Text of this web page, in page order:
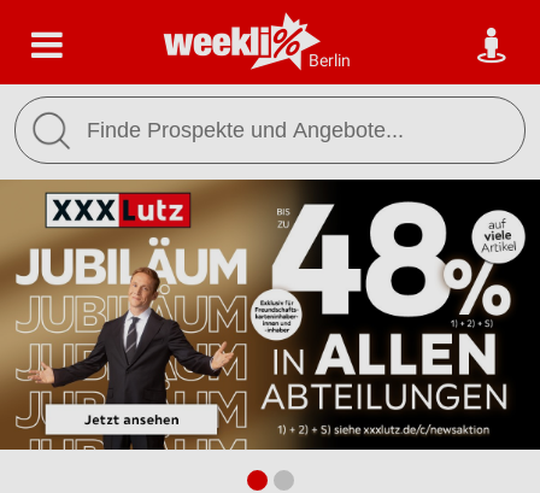
Berlin